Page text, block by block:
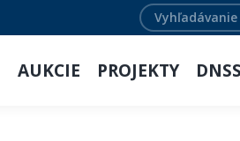
Search:
AUKCIE PROJEKTY